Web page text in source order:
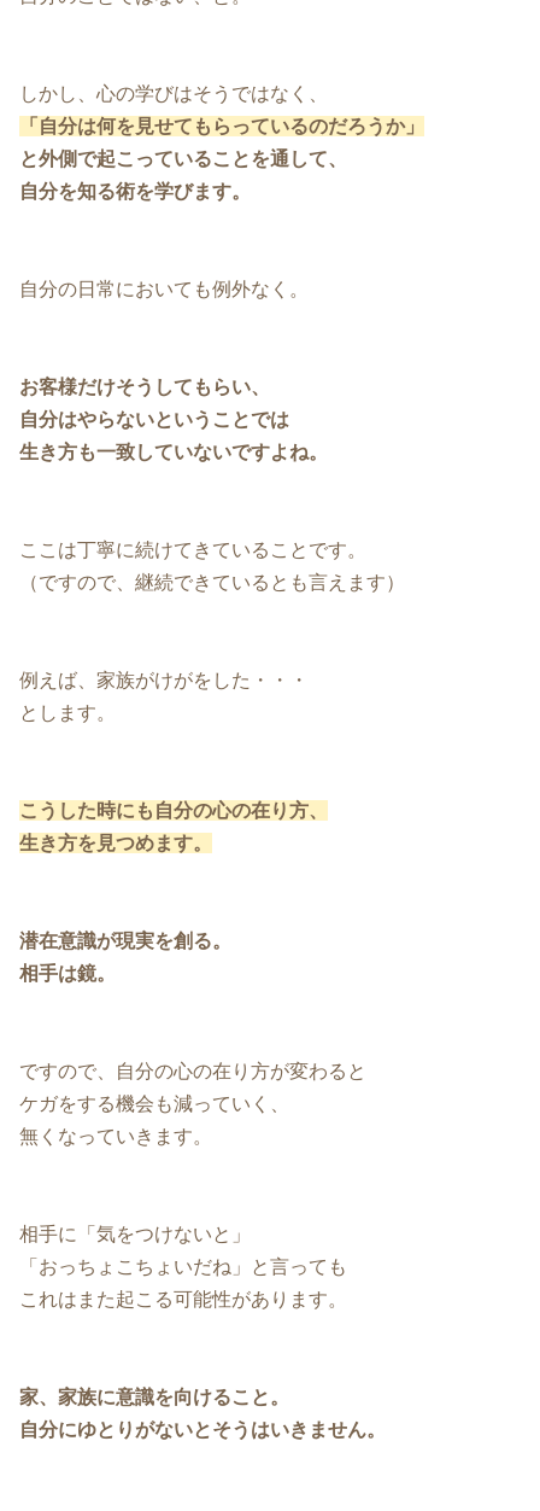
しかし、心の学びはそうではなく、
「自分は何を見せてもらっているのだろうか」
と外側で起こっていることを通して、
自分を知る術を学びます。
自分の日常においても例外なく。
お客様だけそうしてもらい、
自分はやらないということでは
生き方も一致していないですよね。
ここは丁寧に続けてきていることです。
（ですので、継続できているとも言えます）
例えば、家族がけがをした・・・
とします。
こうした時にも自分の心の在り方、
生き方を見つめます。
潜在意識が現実を創る。
相手は鏡。
ですので、自分の心の在り方が変わると
ケガをする機会も減っていく、
無くなっていきます。
相手に「気をつけないと」
「おっちょこちょいだね」と言っても
これはまた起こる可能性があります。
家、家族に意識を向けること。
自分にゆとりがないとそうはいきません。